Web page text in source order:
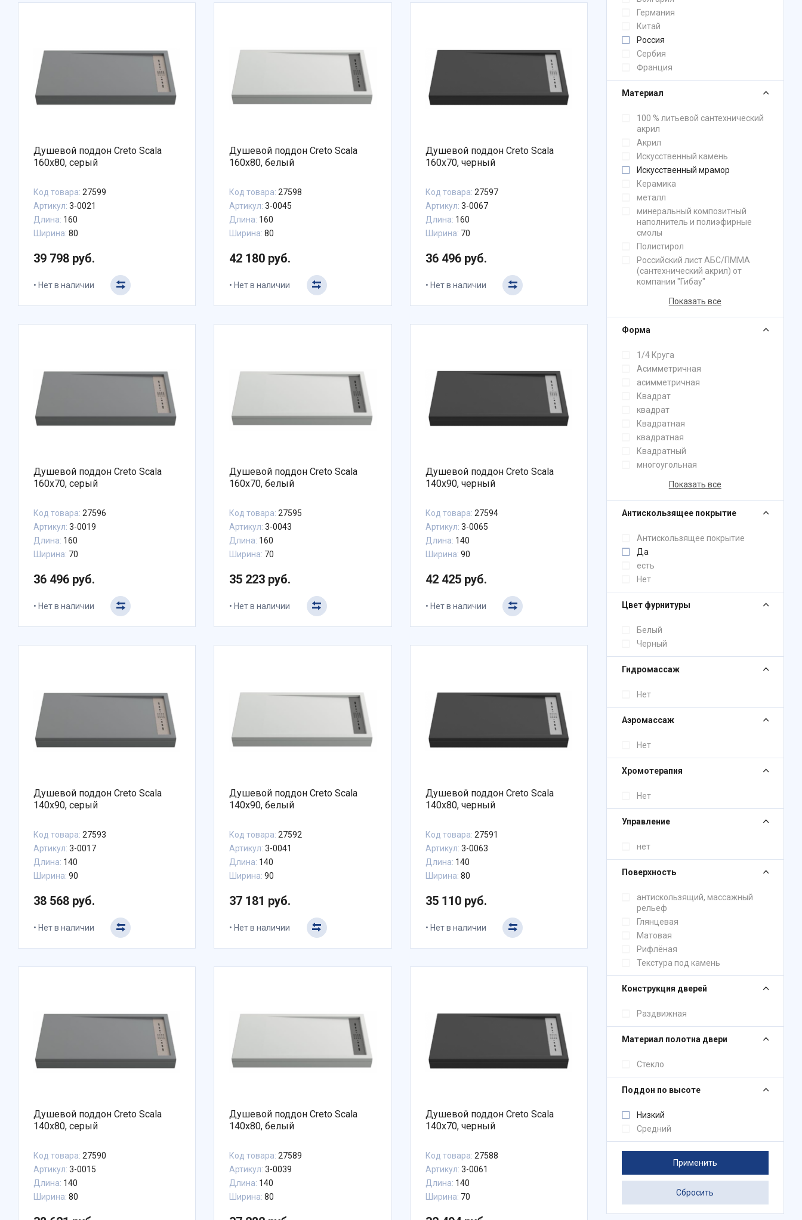
Душевой поддон Creto Scala
160x80, серый
Код товара: 27599
Артикул: 3-0021
Длина: 160
Ширина: 80
39 798 руб.
Нет в наличии
Душевой поддон Creto Scala
160x80, белый
Код товара: 27598
Артикул: 3-0045
Длина: 160
Ширина: 80
42 180 руб.
Нет в наличии
Душевой поддон Creto Scala
160x70, черный
Код товара: 27597
Артикул: 3-0067
Длина: 160
Ширина: 70
36 496 руб.
Нет в наличии
Душевой поддон Creto Scala
160x70, серый
Код товара: 27596
Артикул: 3-0019
Длина: 160
Ширина: 70
36 496 руб.
Нет в наличии
Душевой поддон Creto Scala
160x70, белый
Код товара: 27595
Артикул: 3-0043
Длина: 160
Ширина: 70
35 223 руб.
Нет в наличии
Душевой поддон Creto Scala
140x90, черный
Код товара: 27594
Артикул: 3-0065
Длина: 140
Ширина: 90
42 425 руб.
Нет в наличии
Душевой поддон Creto Scala
140x90, серый
Код товара: 27593
Артикул: 3-0017
Длина: 140
Ширина: 90
38 568 руб.
Нет в наличии
Душевой поддон Creto Scala
140x90, белый
Код товара: 27592
Артикул: 3-0041
Длина: 140
Ширина: 90
37 181 руб.
Нет в наличии
Душевой поддон Creto Scala
140x80, черный
Код товара: 27591
Артикул: 3-0063
Длина: 140
Ширина: 80
35 110 руб.
Нет в наличии
Душевой поддон Creto Scala
140x80, серый
Код товара: 27590
Артикул: 3-0015
Длина: 140
Ширина: 80
Душевой поддон Creto Scala
140x80, белый
Код товара: 27589
Артикул: 3-0039
Длина: 140
Ширина: 80
Душевой поддон Creto Scala
140x70, черный
Код товара: 27588
Артикул: 3-0061
Длина: 140
Ширина: 70
Германия
Китай
Россия
Сербия
Франция
Материал
100 % литьевой сантехнический
акрил
Акрил
Искусственный камень
Искусственный мрамор
Керамика
металл
минеральный композитный
наполнитель и полиэфирные
смолы
Полистирол
Российский лист АБС/ПММА
(сантехнический акрил) от
компании "Гибау"
Показать все
Форма
1/4 Круга
Асимметричная
асимметричная
Квадрат
квадрат
Квадратная
квадратная
Квадратный
многоугольная
Показать все
Антискользящее покрытие
Антискользящее покрытие
Да
есть
Нет
Цвет фурнитуры
Белый
Черный
Гидромассаж
Нет
Аэромассаж
Нет
Хромотерапия
Нет
Управление
нет
Поверхность
антискользящий, массажный
рельеф
Глянцевая
Матовая
Рифлёная
Текстура под камень
Конструкция дверей
Раздвижная
Материал полотна двери
Стекло
Поддон по высоте
Низкий
Средний
Применить
Сбросить